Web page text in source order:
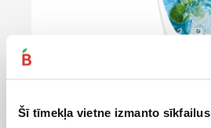
Šī tīmekļa vietne izmanto sīkfailus
4
. 99€ 5
. 29 €